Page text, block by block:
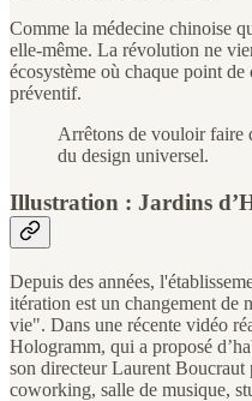
Comme la médecine chinoise
elle-même. La révolution ne
écosystème où chaque point
préventif.
Arrêtons de vouloir faire
du design universel.
Illustration : Jardins
Depuis des années,
itération est un changement
vie". Dans une récente vidéo
Hologramm, qui a proposé
son directeur Laurent Boucraut
coworking, salle de musique,